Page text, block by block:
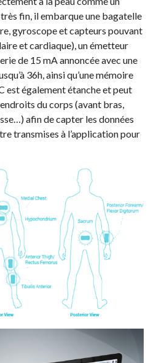
fin, il embarque une bagatelle
gyroscope et capteurs pouvant
et cardiaque), un émetteur
de 15 mA annoncée avec une
36h, ainsi qu’une mémoire
est également étanche et peut
du corps (avant bras,
afin de capter les données
transmises à l’application pour